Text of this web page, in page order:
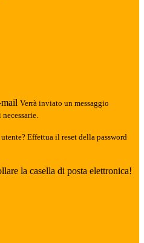
Verrà inviato un messaggio
Effettua il reset della password
la casella di posta elettronica!